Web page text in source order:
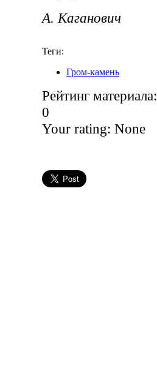
А. Каганович
Теги:
Гром-камень
Рейтинг материала:
0
Your rating: None